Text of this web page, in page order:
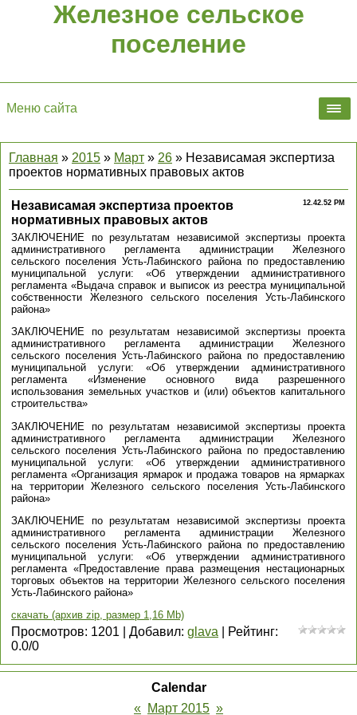
Железное сельское
поселение
Меню сайта
Главная » 2015 » Март » 26 » Независамая экспертиза
проектов нормативных правовых актов
12.42.52 PM
Независамая экспертиза проектов
нормативных правовых актов
ЗАКЛЮЧЕНИЕ по результатам независимой экспертизы проекта
административного регламента администрации Железного
сельского поселения Усть-Лабинского района по предоставлению
муниципальной услуги: «Об утверждении административного
регламента «Выдача справок и выписок из реестра муниципальной
собственности Железного сельского поселения Усть-Лабинского
района»
ЗАКЛЮЧЕНИЕ по результатам независимой экспертизы проекта
административного регламента администрации Железного
сельского поселения Усть-Лабинского района по предоставлению
муниципальной услуги: «Об утверждении административного
регламента «Изменение основного вида разрешенного
использования земельных участков и (или) объектов капитального
строительства»
ЗАКЛЮЧЕНИЕ по результатам независимой экспертизы проекта
административного регламента администрации Железного
сельского поселения Усть-Лабинского района по предоставлению
муниципальной услуги: «Об утверждении административного
регламента «Организация ярмарок и продажа товаров на ярмарках
на территории Железного сельского поселения Усть-Лабинского
района»
ЗАКЛЮЧЕНИЕ по результатам независимой экспертизы проекта
административного регламента администрации Железного
сельского поселения Усть-Лабинского района по предоставлению
муниципальной услуги: «Об утверждении административного
регламента «Предоставление права размещения нестационарных
торговых объектов на территории Железного сельского поселения
Усть-Лабинского района»
скачать (архив zip, размер 1,16 Mb)
Просмотров: 1201 Добавил: glava Рейтинг:
0.0/0
Calendar
« Март 2015 »